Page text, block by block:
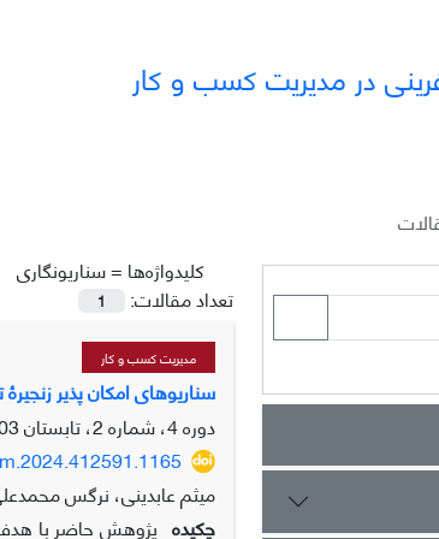
در مدیریت کسب و کار
کلیدواژه‌ها =سناریونگاری
تعداد مقالات:
1
مدیریت کسب و کار
سناریوهای امکان پذیر زنجیرۀ
دوره 4، شماره 2، تابستان 1403، صفحه
میثم عابدینی، نرگس
چکیده پژوهش حاضر با هدف